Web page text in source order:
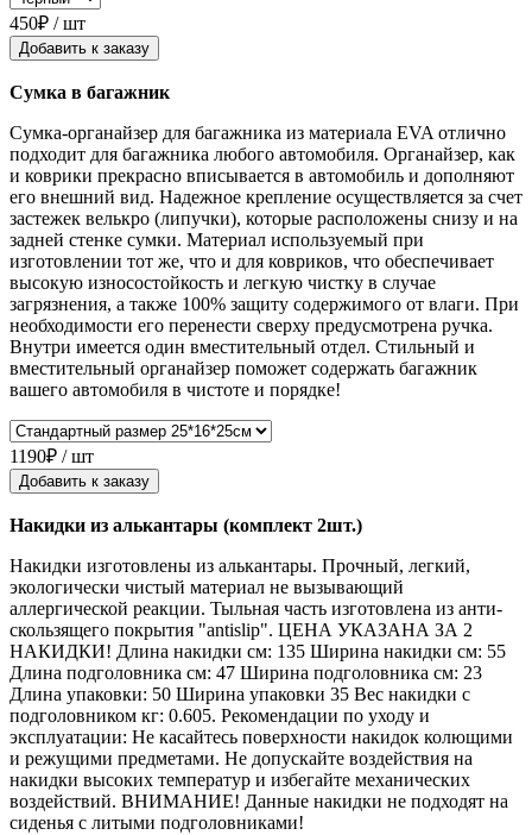
450₽ / шт
Добавить к заказу
Сумка в багажник
Сумка-органайзер для багажника из материала EVA отлично
подходит для багажника любого автомобиля. Органайзер, как
и коврики прекрасно вписывается в автомобиль и дополняют
его внешний вид. Надежное крепление осуществляется за счет
застежек велькро (липучки), которые расположены снизу и на
задней стенке сумки. Материал используемый при
изготовлении тот же, что и для ковриков, что обеспечивает
высокую износостойкость и легкую чистку в случае
загрязнения, а также 100% защиту содержимого от влаги. При
необходимости его перенести сверху предусмотрена ручка.
Внутри имеется один вместительный отдел. Стильный и
вместительный органайзер поможет содержать багажник
вашего автомобиля в чистоте и порядке!
1190₽ / шт
Добавить к заказу
Накидки из алькантары (комплект 2шт.)
Накидки изготовлены из алькантары. Прочный, легкий,
экологически чистый материал не вызывающий
аллергической реакции. Тыльная часть изготовлена из анти-
скользящего покрытия "antislip". ЦЕНА УКАЗАНА ЗА 2
НАКИДКИ! Длина накидки см: 135 Ширина накидки см: 55
Длина подголовника см: 47 Ширина подголовника см: 23
Длина упаковки: 50 Ширина упаковки 35 Вес накидки с
подголовником кг: 0.605. Рекомендации по уходу и
эксплуатации: Не касайтесь поверхности накидок колющими
и режущими предметами. Не допускайте воздействия на
накидки высоких температур и избегайте механических
воздействий. ВНИМАНИЕ! Данные накидки не подходят на
сиденья с литыми подголовниками!